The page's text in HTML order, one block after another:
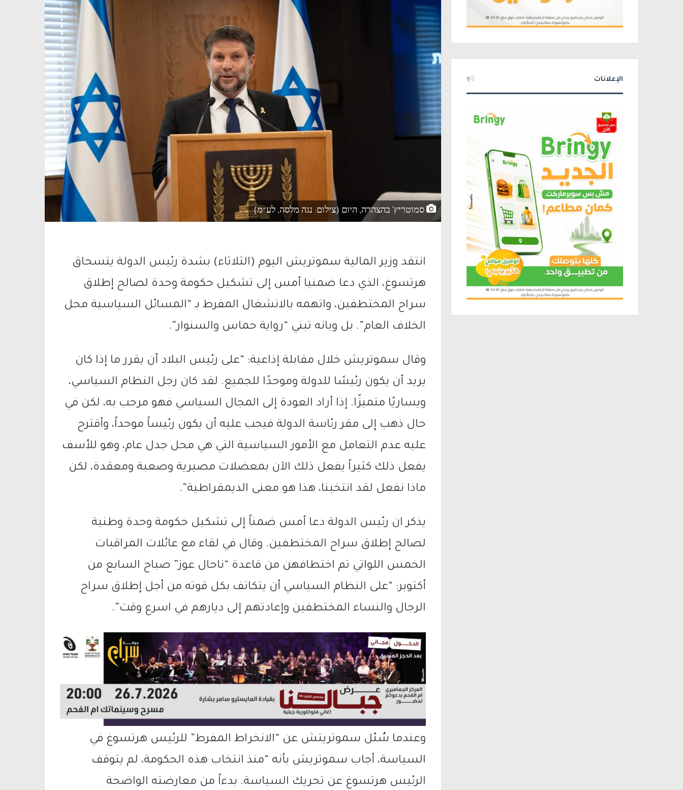
סמוטריץ' בהצהרה, היום (צילום: נגה מלסה, לע״מ)
انتقد وزير المالية سموتريش اليوم (الثلاثاء) بشدة رئيس الدولة يتسحاق
هرتسوغ، الذي دعا ضمنيا أمس إلى تشكيل حكومة وحدة لصالح إطلاق
سراح المختطفين، واتهمه بالانشغال المفرط بـ “المسائل السياسية محل
الخلاف العام”. بل وبانه تبني “رواية حماس والسنوار”.
وقال سموتريش خلال مقابلة إذاعية: “على رئيس البلاد أن يقرر ما إذا كان
يريد أن يكون رئيسًا للدولة وموحدًا للجميع. لقد كان رجل النظام السياسي،
ويساريًا متميزًا. إذا أراد العودة إلى المجال السياسي فهو مرحب به، لكن في
حال ذهب إلى مقر رئاسة الدولة فيجب عليه أن يكون رئيساً موحداً، وأقترح
عليه عدم التعامل مع الأمور السياسية التي هي محل جدل عام، وهو للأسف
يفعل ذلك كثيراً يفعل ذلك الآن بمعضلات مصيرية وصعبة ومعقدة، لكن
ماذا نفعل لقد انتخبنا، هذا هو معنى الديمقراطية”.
يذكر ان رئيس الدولة دعا أمس ضمناً إلى تشكيل حكومة وحدة وطنية
لصالح إطلاق سراح المختطفين. وقال في لقاء مع عائلات المراقبات
الخمس اللواتي تم اختطافهن من قاعدة “ناحال عوز” صباح السابع من
أكتوبر: “على النظام السياسي أن يتكاتف بكل قوته من أجل إطلاق سراح
الرجال والنساء المختطفين وإعادتهم إلى ديارهم في اسرع وقت”.
وعندما سُئل سموتريتش عن “الانخراط المفرط” للرئيس هرتسوغ في
السياسة، أجاب سموتريش بأنه “منذ انتخاب هذه الحكومة، لم يتوقف
الرئيس هرتسوغ عن تحريك السياسة. بدءاً من معارضته الواضحة
الإعلانات